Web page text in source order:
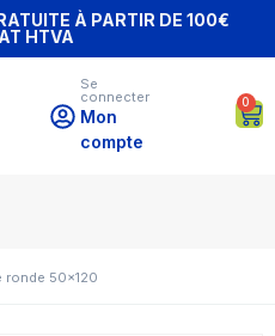
À PARTIR DE 100€
HTVA
Se
connecter
Mon
compte
0
ronde 50×120